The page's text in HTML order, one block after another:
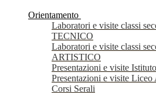
Orientamento
Laboratori e visite classi
TECNICO
Laboratori e visite classi
ARTISTICO
Presentazioni e visite
Presentazioni e visite
Corsi Serali